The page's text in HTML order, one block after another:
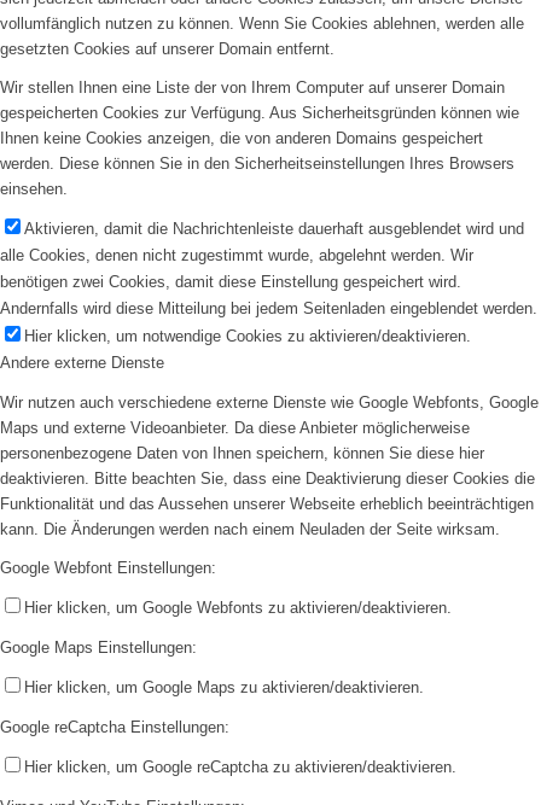
vollumfänglich nutzen zu können. Wenn Sie Cookies ablehnen, werden alle
gesetzten Cookies auf unserer Domain entfernt.
Wir stellen Ihnen eine Liste der von Ihrem Computer auf unserer Domain
gespeicherten Cookies zur Verfügung. Aus Sicherheitsgründen können wie
Ihnen keine Cookies anzeigen, die von anderen Domains gespeichert
werden. Diese können Sie in den Sicherheitseinstellungen Ihres Browsers
einsehen.
Aktivieren, damit die Nachrichtenleiste dauerhaft ausgeblendet wird und
alle Cookies, denen nicht zugestimmt wurde, abgelehnt werden. Wir
benötigen zwei Cookies, damit diese Einstellung gespeichert wird.
Andernfalls wird diese Mitteilung bei jedem Seitenladen eingeblendet werden.
Hier klicken, um notwendige Cookies zu aktivieren/deaktivieren.
Andere externe Dienste
Wir nutzen auch verschiedene externe Dienste wie Google Webfonts, Google
Maps und externe Videoanbieter. Da diese Anbieter möglicherweise
personenbezogene Daten von Ihnen speichern, können Sie diese hier
deaktivieren. Bitte beachten Sie, dass eine Deaktivierung dieser Cookies die
Funktionalität und das Aussehen unserer Webseite erheblich beeinträchtigen
kann. Die Änderungen werden nach einem Neuladen der Seite wirksam.
Google Webfont Einstellungen:
Hier klicken, um Google Webfonts zu aktivieren/deaktivieren.
Google Maps Einstellungen:
Hier klicken, um Google Maps zu aktivieren/deaktivieren.
Google reCaptcha Einstellungen:
Hier klicken, um Google reCaptcha zu aktivieren/deaktivieren.